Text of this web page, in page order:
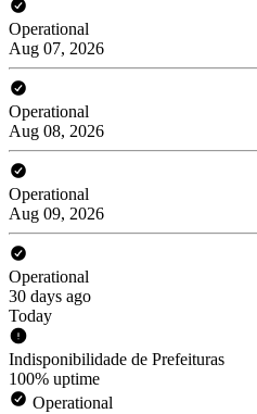
Operational
Aug 07, 2026
Operational
Aug 08, 2026
Operational
Aug 09, 2026
Operational
30 days ago
Today
Indisponibilidade de Prefeituras
100% uptime
Operational